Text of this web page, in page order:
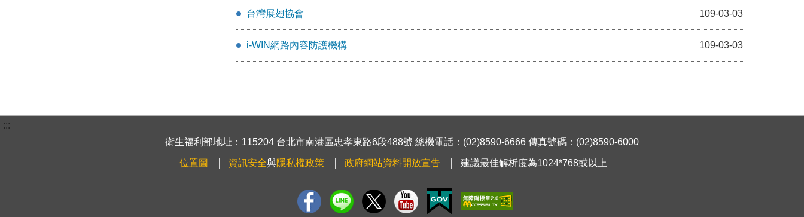
台灣展翅協會 109-03-03
i-WIN網路內容防護機構 109-03-03
:::
衛生福利部地址：115204 台北市南港區忠孝東路6段488號 總機電話：(02)8590-6666 傳真號碼：(02)8590-6000
位置圖 資訊安全與隱私權政策 政府網站資料開放宣告 建議最佳解析度為1024*768或以上